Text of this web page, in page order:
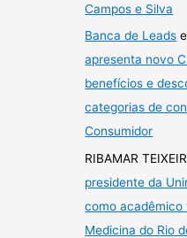
Campos e Silva
Banca de Leads
apresenta novo
benefícios e
categorias de
Consumidor
RIBAMAR
presidente da
como acadêmico
Medicina do Rio